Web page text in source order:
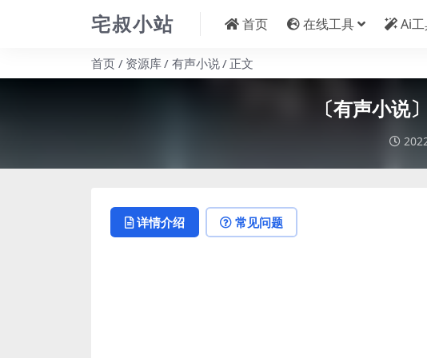
宅叔小站 首页 在线工具 Ai
首页 资源库 有声小说 正文
〔有声小说
详情介绍 常见问题